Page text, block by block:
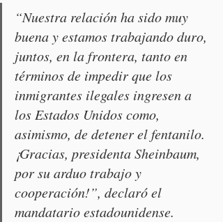
“Nuestra relación ha sido muy
buena y estamos trabajando duro,
juntos, en la frontera, tanto en
términos de impedir que los
inmigrantes ilegales ingresen a
los Estados Unidos como,
asimismo, de detener el fentanilo.
¡Gracias, presidenta Sheinbaum,
por su arduo trabajo y
cooperación!”, declaró el
mandatario estadounidense.